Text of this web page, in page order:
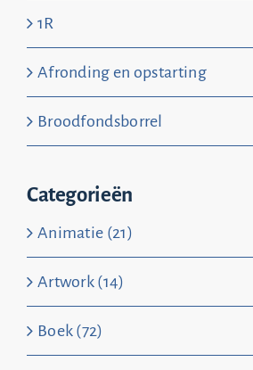
1R
Afronding en opstarting
Broodfondsborrel
Categorieën
Animatie (21)
Artwork (14)
Boek (72)